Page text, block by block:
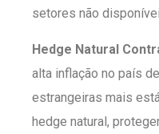
setores não
Hedge Natural
alta inflação no país
estrangeiras mais
hedge natural,